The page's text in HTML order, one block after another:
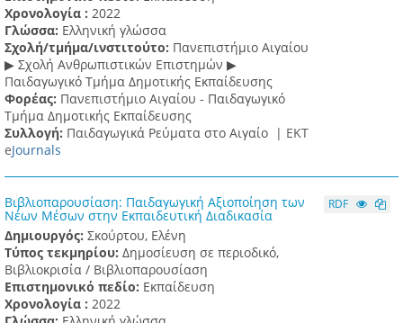
Χρονολογία : 2022
Γλώσσα: Ελληνική γλώσσα
Σχολή/τμήμα/ινστιτούτο: Πανεπιστήμιο Αιγαίου
▶ Σχολή Ανθρωπιστικών Επιστημών ▶
Παιδαγωγικό Τμήμα Δημοτικής Εκπαίδευσης
Φορέας: Πανεπιστήμιο Αιγαίου - Παιδαγωγικό
Τμήμα Δημοτικής Εκπαίδευσης
Συλλογή: Παιδαγωγικά Ρεύματα στο Αιγαίο | ΕΚΤ
eJournals
Βιβλιοπαρουσίαση: Παιδαγωγική Αξιοποίηση των
Νέων Μέσων στην Εκπαιδευτική Διαδικασία
Δημιουργός: Σκούρτου, Ελένη
Τύπος τεκμηρίου: Δημοσίευση σε περιοδικό,
Βιβλιοκρισία / Βιβλιοπαρουσίαση
Επιστημονικό πεδίο: Εκπαίδευση
Χρονολογία : 2022
RDF